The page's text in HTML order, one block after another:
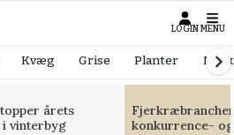
LOGIN MENU
Kvæg Grise Planter
årets
vinterbyg
konkurrence-